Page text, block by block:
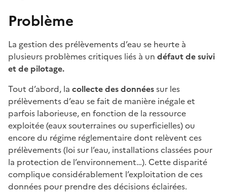
Problème
La gestion des prélèvements d’eau se heurte à
plusieurs problèmes critiques liés à un défaut de suivi
et de pilotage.
Tout d’abord, la collecte des donnéessur les
prélèvements d’eau se fait de manière inégale et
parfois laborieuse, en fonction de la ressource
exploitée (eaux souterraines ou superficielles) ou
encore du régime réglementaire dont relèvent ces
prélèvements (loi sur l’eau, installations classées pour
la protection de l’environnement…). Cette disparité
complique considérablement l’exploitation de ces
données pour prendre des décisions éclairées.